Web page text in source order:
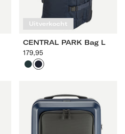
Uitverkocht
CENTRAL PARK Bag L
Aanbevolen
prijs
179,95
DarkNavy
Suitcase